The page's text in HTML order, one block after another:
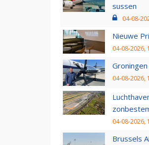
sussen
04-08-
Nieuwe
04-08-2026,
04-08-2026,
04-08-2026,
Brussels